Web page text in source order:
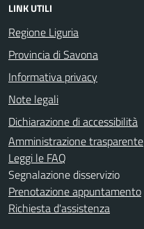
LINK UTILI
Regione Liguria
Provincia di Savona
Informativa privacy
Note legali
Dichiarazione di accessibilità
Amministrazione trasparente
Leggi le FAQ
Segnalazione disservizio
Prenotazione appuntamento
Richiesta d'assistenza